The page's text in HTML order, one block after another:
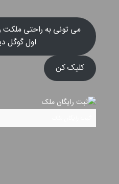
می تونی به راحتی
اول گوگل
کلیک کن